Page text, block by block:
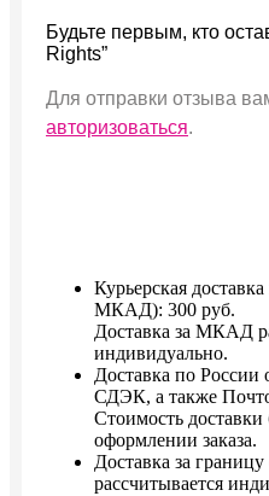
Будьте первым, кто
Rights”
Для отправки отзыва
авторизоваться.
Курьерская
МКАД): 300 руб.
Доставка за МКАД
индивидуально.
Доставка по России
СДЭК, а также
Стоимость доставки
оформлении заказа.
Доставка за
рассчитывается